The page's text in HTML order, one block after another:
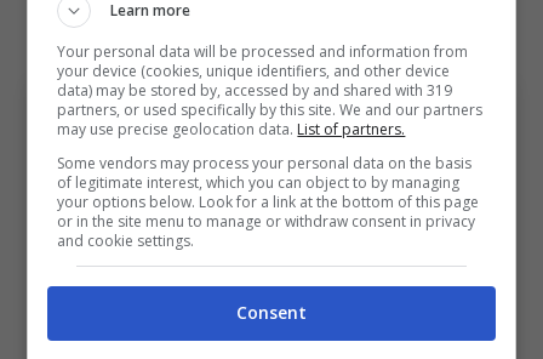
sessione di mercato.
Bologna, arriva l’ennesima intuizione di Sartori: i costi
dell’operazione (Foto di Alessandro Sabattini/Getty
Learn more
Your personal data will be processed and information from
your device (cookies, unique identifiers, and other device
data) may be stored by, accessed by and shared with 319
partners, or used specifically by this site. We and our partners
may use precise geolocation data. List of partners.
Some vendors may process your personal data on the basis
of legitimate interest, which you can object to by managing
your options below. Look for a link at the bottom of this page
or in the site menu to manage or withdraw consent in privacy
and cookie settings.
Consent